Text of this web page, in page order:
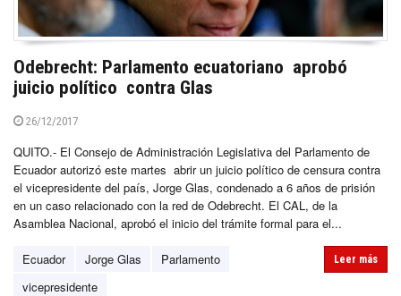
Odebrecht: Parlamento ecuatoriano aprobó
juicio político contra Glas
26/12/2017
QUITO.- El Consejo de Administración Legislativa del Parlamento de
Ecuador autorizó este martes abrir un juicio político de censura contra
el vicepresidente del país, Jorge Glas, condenado a 6 años de prisión
en un caso relacionado con la red de Odebrecht. El CAL, de la
Asamblea Nacional, aprobó el inicio del trámite formal para el...
Ecuador Jorge Glas
Parlamento
vicepresidente
Leer más